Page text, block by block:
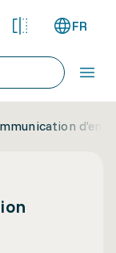
FR